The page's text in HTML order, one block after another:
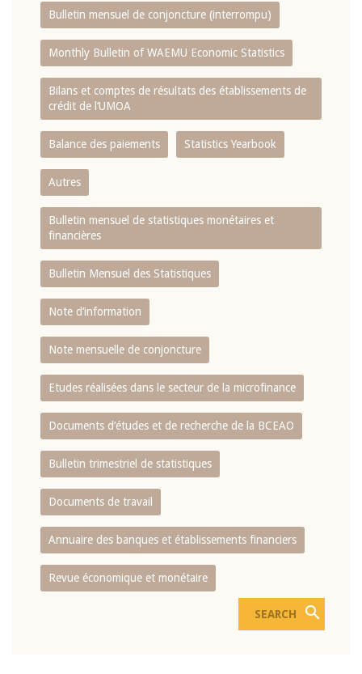
Bulletin mensuel de conjoncture (interrompu)
Monthly Bulletin of WAEMU Economic Statistics
Bilans et comptes de résultats des établissements de
crédit de l‘UMOA
Balance des paiements Statistics Yearbook
Autres
Bulletin mensuel de statistiques monétaires et
financières
Bulletin Mensuel des Statistiques
Note d’information
Note mensuelle de conjoncture
Etudes réalisées dans le secteur de la microfinance
Documents d’études et de recherche de la BCEAO
Bulletin trimestriel de statistiques
Documents de travail
Annuaire des banques et établissements financiers
Revue économique et monétaire